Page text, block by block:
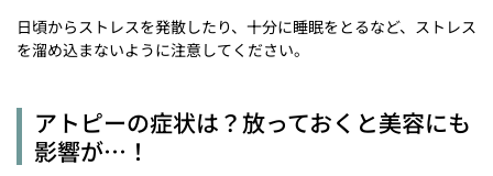
日頃からストレスを発散したり、十分に睡眠をとるなど、ストレス
を溜め込まないように注意してください。
アトピーの症状は？放っておくと美容にも
影響が…！